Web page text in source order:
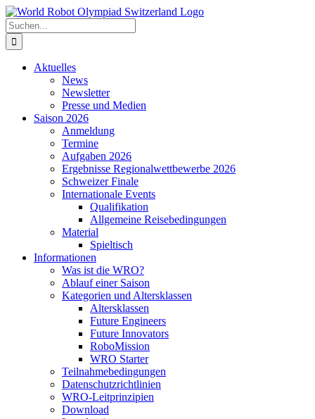
Zum
Inhalt
springen
Suche
nach:
Aktuelles
News
Newsletter
Presse und Medien
Saison 2026
Anmeldung
Termine
Aufgaben 2026
Ergebnisse Regionalwettbewerbe 2026
Schweizer Finale
Internationale Events
Qualifikation
Allgemeine Reisebedingungen
Material
Spieltisch
Informationen
Was ist die WRO?
Ablauf einer Saison
Kategorien und Altersklassen
Altersklassen
Future Engineers
Future Innovators
RoboMission
WRO Starter
Teilnahmebedingungen
Datenschutzrichtlinien
WRO-Leitprinzipien
Download